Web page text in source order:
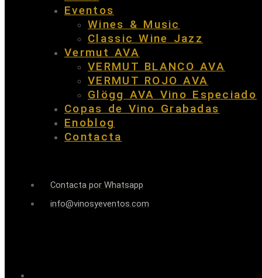
Eventos
Wines & Music
Classic Wine Jazz
Vermut AVA
VERMUT BLANCO AVA
VERMUT ROJO AVA
Glögg AVA Vino Especiado
Copas de Vino Grabadas
Enoblog
Contacta
Contacta por Whatsapp
info@vinosyeventos.com